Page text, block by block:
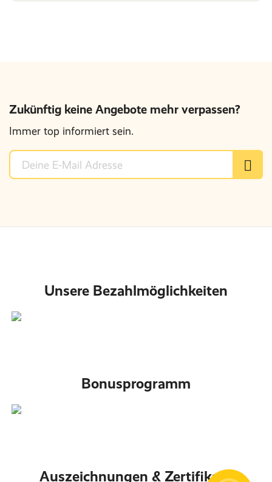
Zukünftig keine Angebote mehr verpassen?
Immer top informiert sein.
Unsere Bezahlmöglichkeiten
Bonusprogramm
Auszeichnungen & Zertifikate